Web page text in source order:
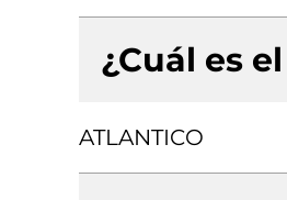
¿Cuál es
ATLANTICO